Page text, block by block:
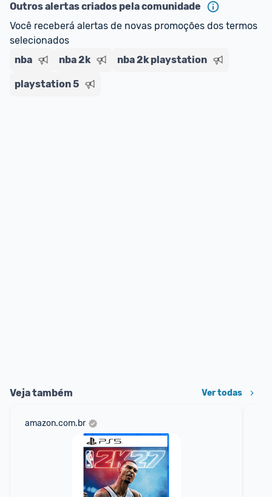
Outros alertas criados pela comunidade
Você receberá alertas de novas promoções dos termos
selecionados
nba
nba 2k nba 2k playstation
playstation 5
Veja também Ver todas
amazon.com.br